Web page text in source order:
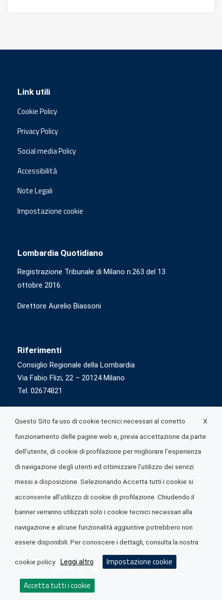
Link utili
Cookie Policy
Privacy Policy
Social media Policy
Accessibilità
Note Legali
Impostazione cookie
Lombardia Quotidiano
Registrazione Tribunale di Milano n.263 del 13
ottobre 2016.
Direttore Aurelio Biassoni
Riferimenti
Consiglio Regionale della Lombardia
Via Fabio Flizi, 22 – 20124 Milano
Tel. 02674821
© 2026 Lombardia Quotidiano è realizzato daA.R.I.A.
Seguici su
X
Questo Sito fa uso di cookie tecnici necessari al corretto
funzionamento delle pagine web e, previa accettazione da parte
dell’utente, di cookie di profilazione per migliorare l’esperienza
di navigazione degli utenti ed ottimizzare l’utilizzo dei servizi
messi a disposizione. Selezionando Accetta tutti i cookie si
acconsente all’utilizzo di cookie di profilazione. Chiudendo il
banner verranno utilizzati solo i cookie tecnici necessari alla
navigazione e alcune funzionalità aggiuntive potrebbero non
essere disponibili. Per conoscere i dettagli, consulta la nostra
cookie policy Leggi altro Impostazione cookie
Accetta tutti i cookie